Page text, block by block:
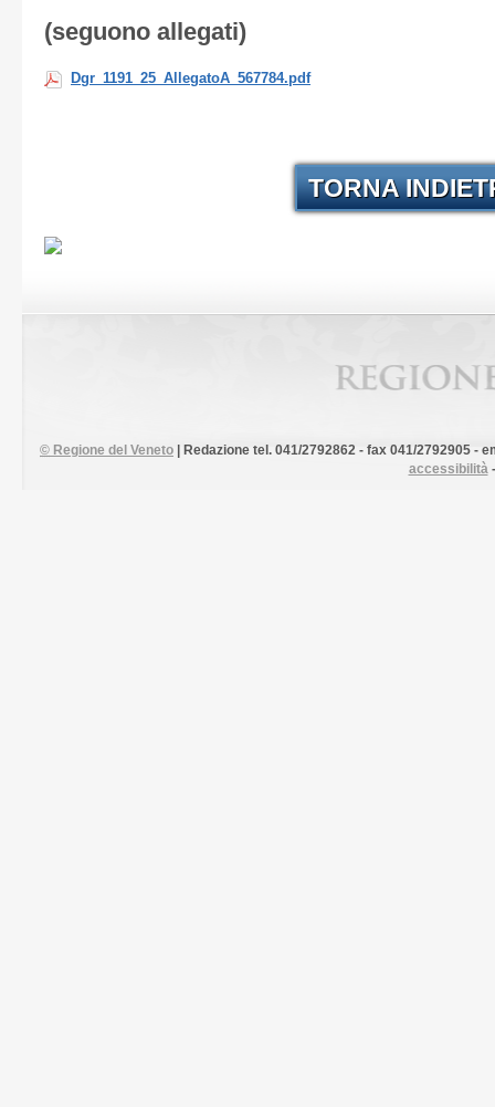
(seguono allegati)
Dgr_1191_25_AllegatoA_567784.pdf
TORNA
© Regione del Veneto
| Redazione tel. 041/2792862 - fax 041/2792905 -
accessibilità